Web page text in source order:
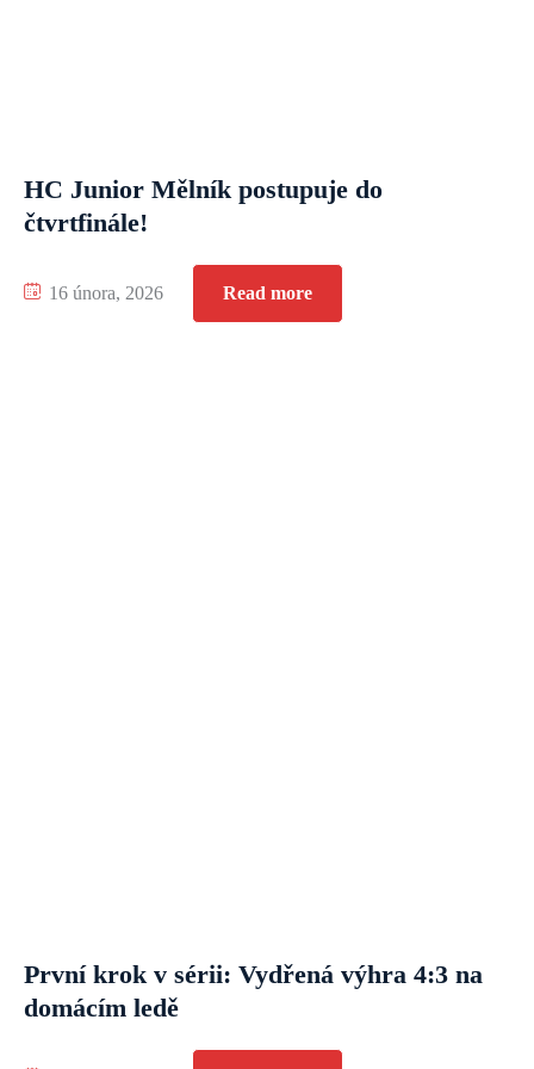
HC Junior Mělník postupuje do
čtvrtfinále!
16 února, 2026 Read more
První krok v sérii: Vydřená výhra 4:3 na
domácím ledě